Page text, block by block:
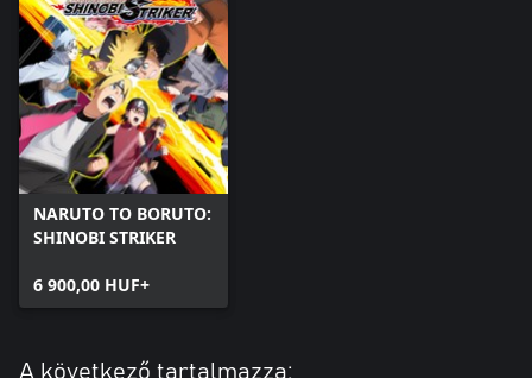
NARUTO TO BORUTO:
SHINOBI STRIKER
6 900,00 HUF+
A következő tartalmazza: